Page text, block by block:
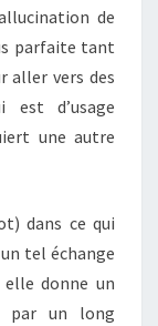
de
parfaite tant
aller vers des
est d’usage
une autre
dans ce qui
tel échange
donne un
par un long